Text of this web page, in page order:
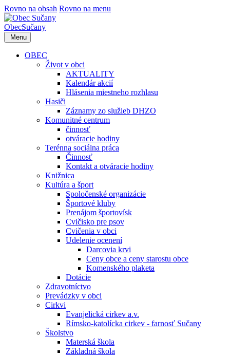
Rovno na obsah Rovno na menu
ObecSučany
Menu
OBEC
Život v obci
AKTUALITY
Kalendár akcií
Hlásenia miestneho rozhlasu
Hasiči
Záznamy zo služieb DHZO
Komunitné centrum
činnosť
otváracie hodiny
Terénna sociálna práca
Činnosť
Kontakt a otváracie hodiny
Knižnica
Kultúra a šport
Spoločenské organizácie
Športové kluby
Prenájom športovísk
Cvičisko pre psov
Cvičenia v obci
Udelenie ocenení
Darcovia krvi
Ceny obce a ceny starostu obce
Komenského plaketa
Dotácie
Zdravotníctvo
Prevádzky v obci
Cirkvi
Evanjelická cirkev a.v.
Rímsko-katolícka cirkev - farnosť Sučany
Školstvo
Materská škola
Základná škola